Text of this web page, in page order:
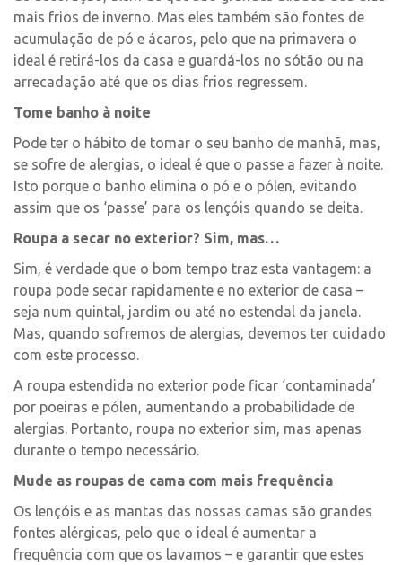
mais frios de inverno. Mas eles também são fontes de
acumulação de pó e ácaros, pelo que na primavera o
ideal é retirá-los da casa e guardá-los no sótão ou na
arrecadação até que os dias frios regressem.
Tome banho à noite
Pode ter o hábito de tomar o seu banho de manhã, mas,
se sofre de alergias, o ideal é que o passe a fazer à noite.
Isto porque o banho elimina o pó e o pólen, evitando
assim que os ‘passe’ para os lençóis quando se deita.
Roupa a secar no exterior? Sim, mas…
Sim, é verdade que o bom tempo traz esta vantagem: a
roupa pode secar rapidamente e no exterior de casa –
seja num quintal, jardim ou até no estendal da janela.
Mas, quando sofremos de alergias, devemos ter cuidado
com este processo.
A roupa estendida no exterior pode ficar ‘contaminada’
por poeiras e pólen, aumentando a probabilidade de
alergias. Portanto, roupa no exterior sim, mas apenas
durante o tempo necessário.
Mude as roupas de cama com mais frequência
Os lençóis e as mantas das nossas camas são grandes
fontes alérgicas, pelo que o ideal é aumentar a
frequência com que os lavamos – e garantir que estes